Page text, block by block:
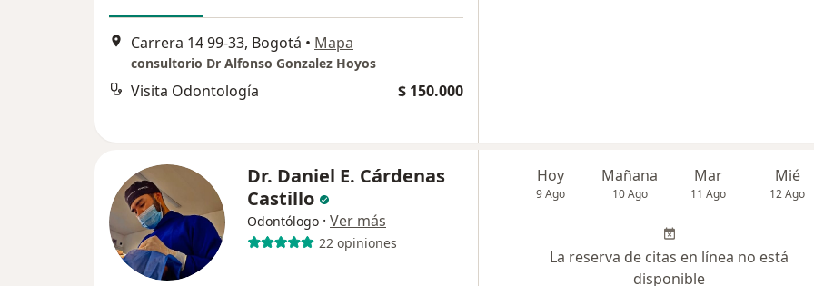
Carrera 14 99-33, Bogotá • Mapa
consultorio Dr Alfonso Gonzalez Hoyos
Visita Odontología $ 150.000
Dr. Daniel E. Cárdenas
Castillo
Odontólogo · Ver más
22 opiniones
Hoy
9 Ago
Mañana
10 Ago
Mar
11 Ago
Mié
12 Ago
La reserva de citas en línea no está
disponible